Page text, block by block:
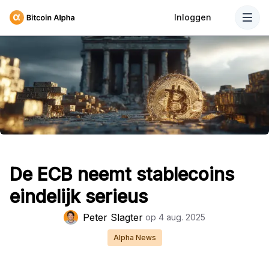
Inloggen
De ECB neemt stablecoins
eindelijk serieus
Peter Slagter op 4 aug. 2025
Alpha News